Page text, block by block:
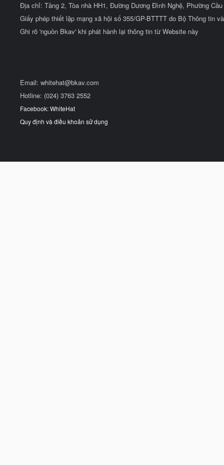
Địa chỉ: Tầng 2, Tòa nhà HH1, Đường Dương Đình Nghệ, Phường
Giấy phép thiết lập mạng xã hội số 355/GP-BTTTT do Bộ Thông tin
Ghi rõ 'nguồn Bkav' khi phát hành lại thông tin từ Website này
Email: whitehat@bkav.com
Hotline: (024) 3763 2552
Facebook: WhiteHat
Quy định và điều khoản sử dụng